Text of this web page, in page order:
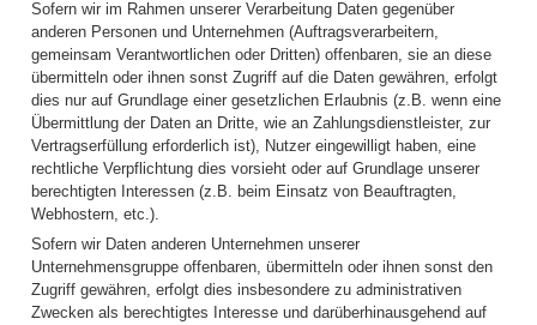
Sofern wir im Rahmen unserer Verarbeitung Daten gegenüber
anderen Personen und Unternehmen (Auftragsverarbeitern,
gemeinsam Verantwortlichen oder Dritten) offenbaren, sie an diese
übermitteln oder ihnen sonst Zugriff auf die Daten gewähren, erfolgt
dies nur auf Grundlage einer gesetzlichen Erlaubnis (z.B. wenn eine
Übermittlung der Daten an Dritte, wie an Zahlungsdienstleister, zur
Vertragserfüllung erforderlich ist), Nutzer eingewilligt haben, eine
rechtliche Verpflichtung dies vorsieht oder auf Grundlage unserer
berechtigten Interessen (z.B. beim Einsatz von Beauftragten,
Webhostern, etc.).
Sofern wir Daten anderen Unternehmen unserer
Unternehmensgruppe offenbaren, übermitteln oder ihnen sonst den
Zugriff gewähren, erfolgt dies insbesondere zu administrativen
Zwecken als berechtigtes Interesse und darüberhinausgehend auf